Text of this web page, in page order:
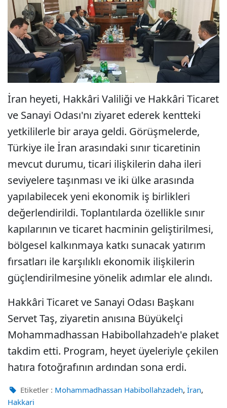
İran heyeti, Hakkâri Valiliği ve Hakkâri Ticaret
ve Sanayi Odası'nı ziyaret ederek kentteki
yetkililerle bir araya geldi. Görüşmelerde,
Türkiye ile İran arasındaki sınır ticaretinin
mevcut durumu, ticari ilişkilerin daha ileri
seviyelere taşınması ve iki ülke arasında
yapılabilecek yeni ekonomik iş birlikleri
değerlendirildi. Toplantılarda özellikle sınır
kapılarının ve ticaret hacminin geliştirilmesi,
bölgesel kalkınmaya katkı sunacak yatırım
fırsatları ile karşılıklı ekonomik ilişkilerin
güçlendirilmesine yönelik adımlar ele alındı.
Hakkâri Ticaret ve Sanayi Odası Başkanı
Servet Taş, ziyaretin anısına Büyükelçi
Mohammadhassan Habibollahzadeh'e plaket
takdim etti. Program, heyet üyeleriyle çekilen
hatıra fotoğrafının ardından sona erdi.
Etiketler : Mohammadhassan Habibollahzadeh, İran,
Hakkari